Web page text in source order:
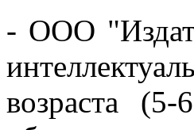
- ООО
возраста